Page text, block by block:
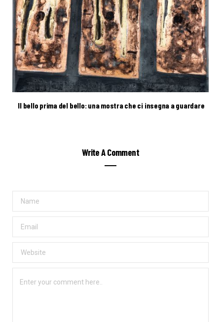
Il bello prima del bello: una mostra che ci insegna a guardare
Write A Comment